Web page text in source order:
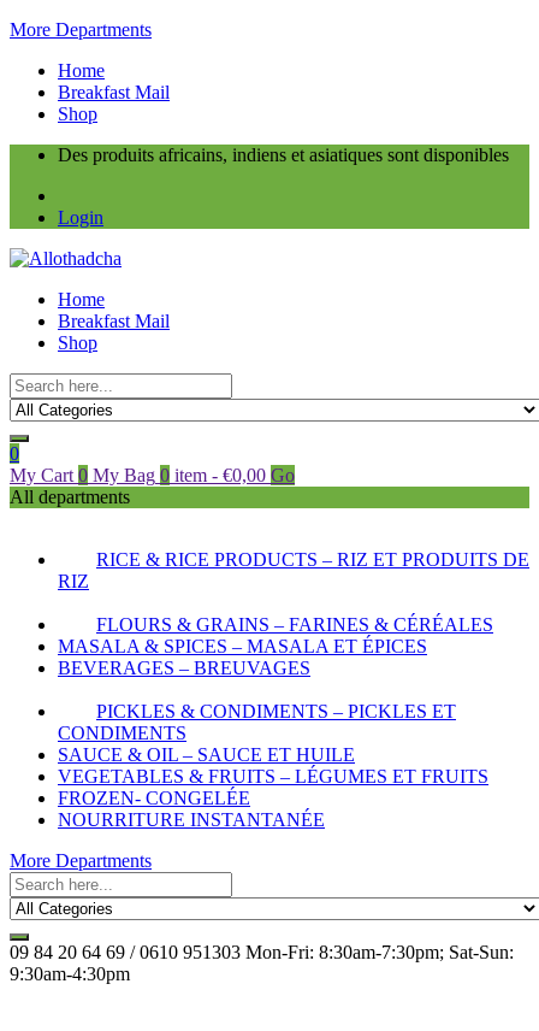
More Departments
Home
Breakfast Mail
Shop
Des produits africains, indiens et asiatiques sont disponibles
Login
Home
Breakfast Mail
Shop
0
My Cart 0 My Bag 0 item - €0,00 Go
All departments
RICE & RICE PRODUCTS – RIZ ET PRODUITS DE
RIZ
FLOURS & GRAINS – FARINES & CÉRÉALES
MASALA & SPICES – MASALA ET ÉPICES
BEVERAGES – BREUVAGES
PICKLES & CONDIMENTS – PICKLES ET
CONDIMENTS
SAUCE & OIL – SAUCE ET HUILE
VEGETABLES & FRUITS – LÉGUMES ET FRUITS
FROZEN- CONGELÉE
NOURRITURE INSTANTANÉE
More Departments
09 84 20 64 69 / 0610 951303 Mon-Fri: 8:30am-7:30pm; Sat-Sun:
9:30am-4:30pm